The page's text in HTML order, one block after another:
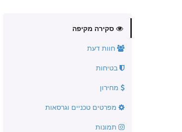
סקירה מקיפה
חוות דעת
בטיחות
מחירון
מפרטים טכניים וגרסאות
תמונות